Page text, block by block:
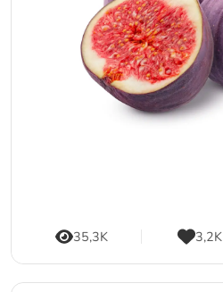
35,3K 3,2K